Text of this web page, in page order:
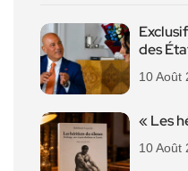
des
10 Août
« Les
10 Août